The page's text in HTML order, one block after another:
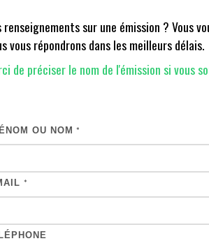
renseignements sur une émission ? Vous
vous répondrons dans les meilleurs délais.
de préciser le nom de l'émission si vous
OU NOM *
*